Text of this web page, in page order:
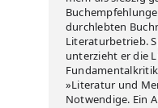
durchlebten
Literaturbetrieb.
unterzieht er die
»Literatur und
Notwendige. Ein